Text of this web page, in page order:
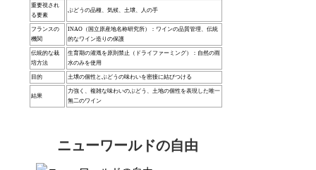
重要視され
る要素
ぶどうの品種、気候、土壌、人の手
フランスの
機関
INAO（国立原産地名称研究所）：ワインの品質管理、伝統
的なワイン造りの保護
伝統的な栽
培方法
生育期の灌漑を原則禁止（ドライファーミング）：自然の雨
水のみを使用
目的 土壌の個性とぶどうの味わいを密接に結びつける
結果
力強く、複雑な味わいのぶどう、土地の個性を表現した唯一
無二のワイン
ニューワールドの自由